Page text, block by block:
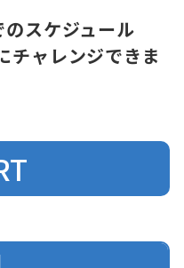
スケジュール
チャレンジできま